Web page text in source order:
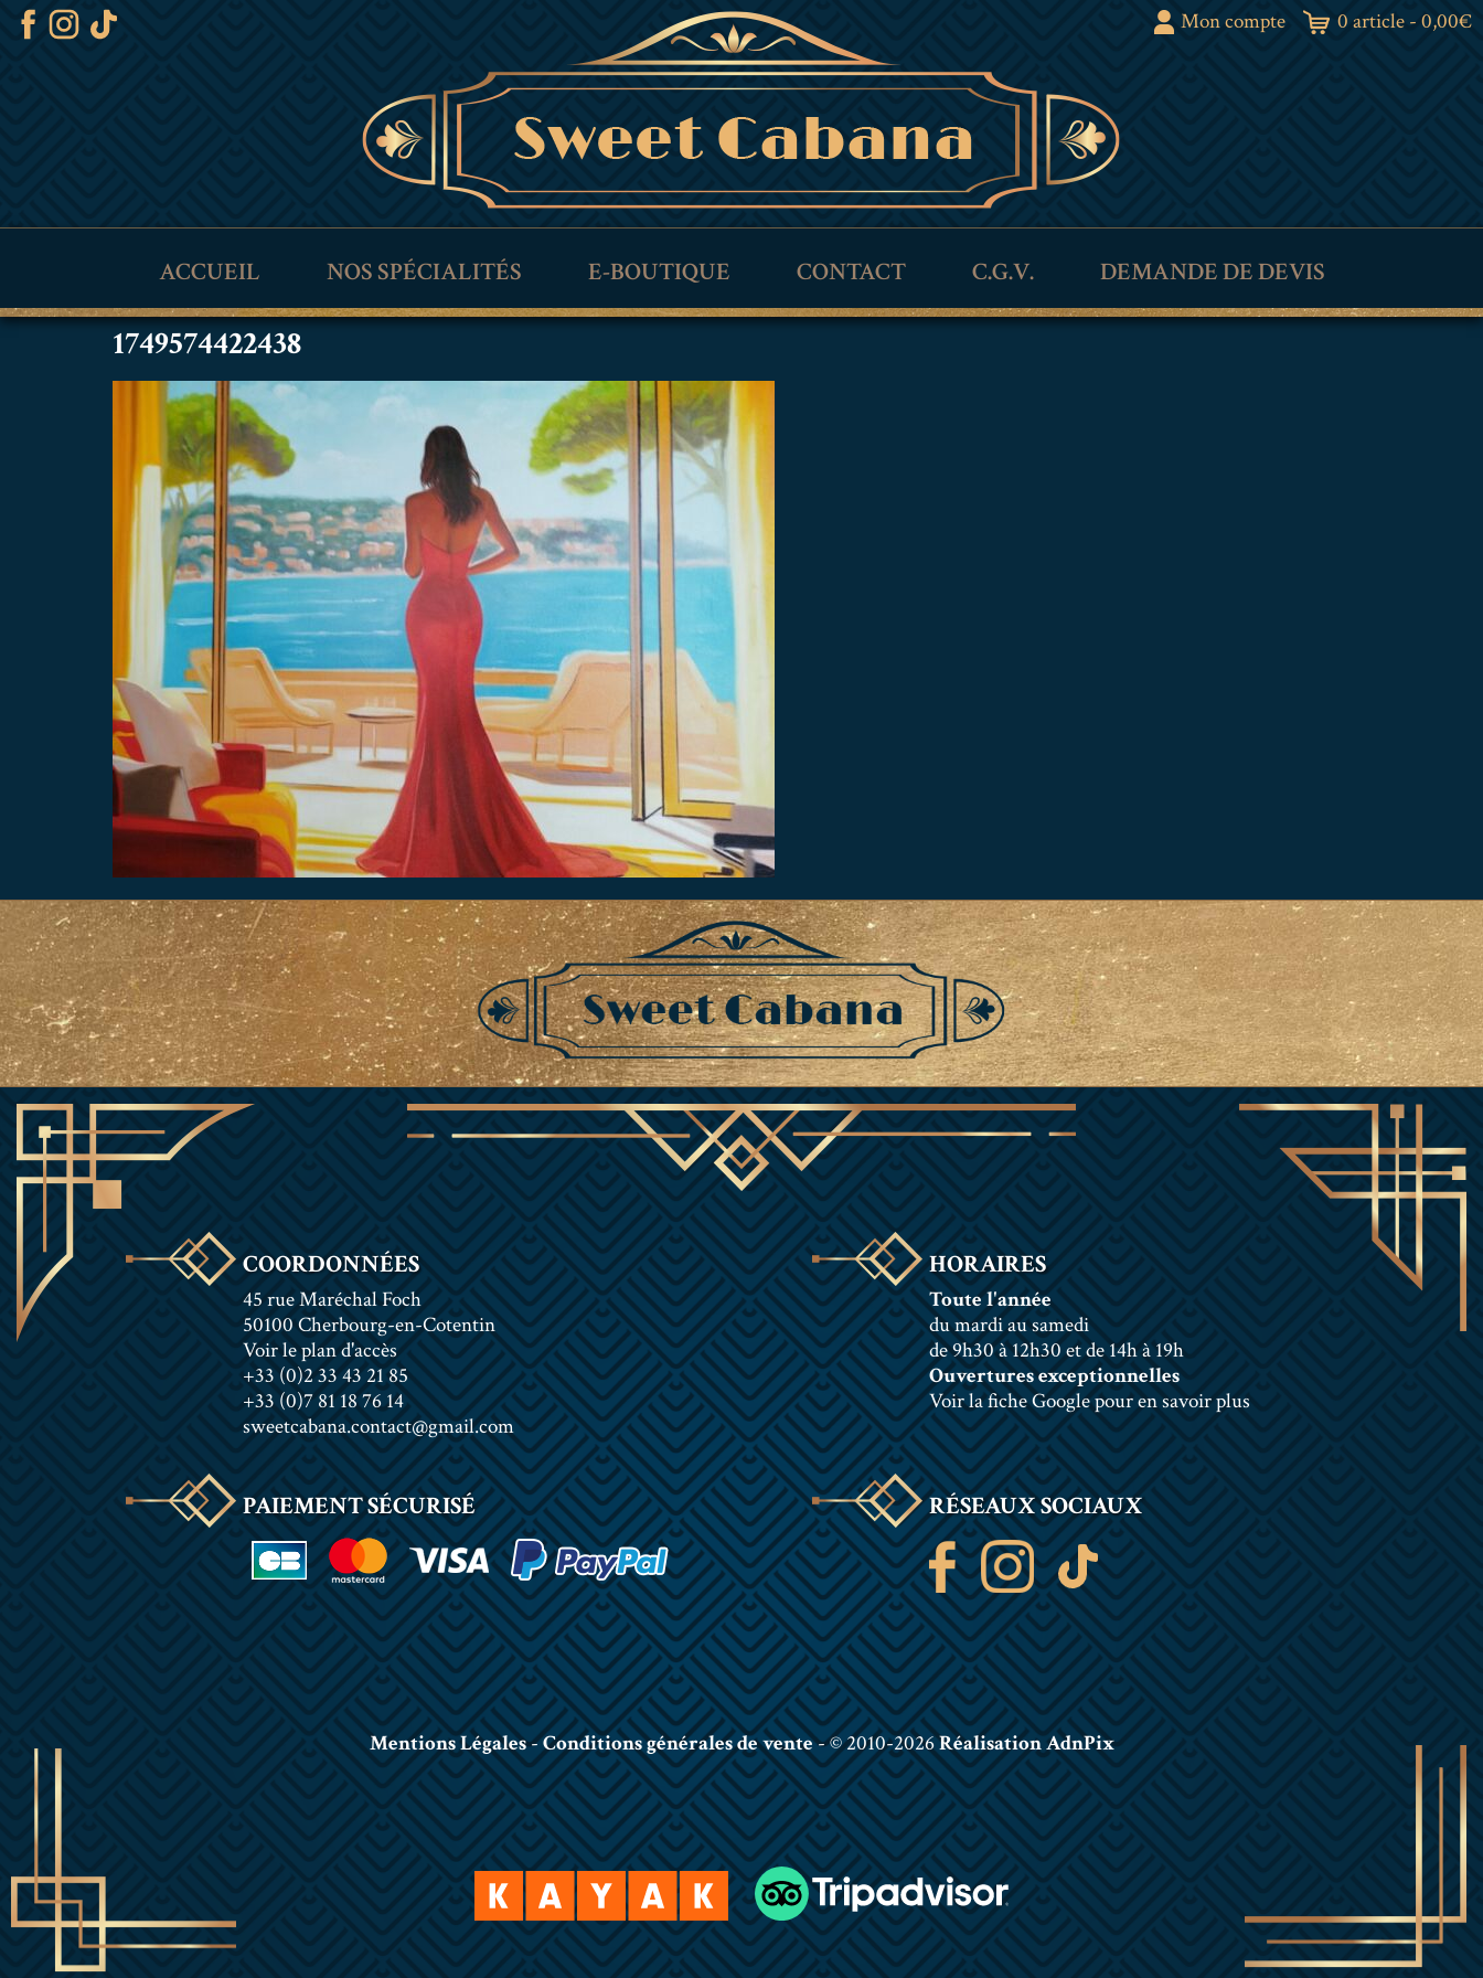
Mon compte 0 article - 0,00€
ACCUEIL NOS SPÉCIALITÉS E-BOUTIQUE CONTACT C.G.V. DEMANDE DE DEVIS
1749574422438
COORDONNÉES
45 rue Maréchal Foch
50100 Cherbourg-en-Cotentin
Voir le plan d'accès
+33 (0)2 33 43 21 85
+33 (0)7 81 18 76 14
sweetcabana.contact@gmail.com
HORAIRES
Toute l'année
du mardi au samedi
de 9h30 à 12h30 et de 14h à 19h
Ouvertures exceptionnelles
Voir la fiche Google pour en savoir plus
PAIEMENT SÉCURISÉ RÉSEAUX SOCIAUX
Mentions Légales-Conditions générales de vente- © 2010-2026Réalisation AdnPix